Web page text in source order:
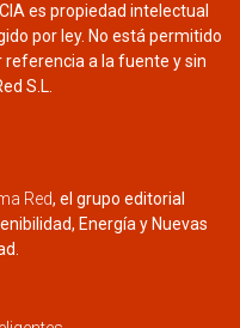
es propiedad intelectual
por ley. No está permitido
a la fuente y sin
S.L.
Red, el grupo editorial
Energía y Nuevas